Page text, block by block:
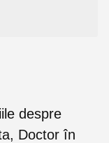
despre
Doctor în